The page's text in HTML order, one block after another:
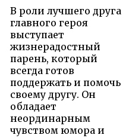
В роли лучшего друга
главного героя
выступает
жизнерадостный
парень, который
всегда готов
поддержать и помочь
своему другу. Он
обладает
неординарным
чувством юмора и